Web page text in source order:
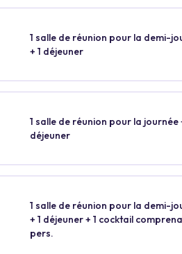
1 salle de réunion pour la demi-
+ 1 déjeuner
1 salle de réunion pour la journée
déjeuner
1 salle de réunion pour la demi-
+ 1 déjeuner + 1 cocktail
pers.